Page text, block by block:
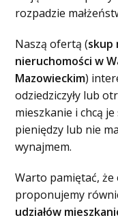
rozpadzie
Naszą ofertą (skup
nieruchomości w
Mazowieckim)
odziedziczyły lub
mieszkanie i chcą
pieniędzy lub nie
wynajmem.
Warto pamiętać, że
proponujemy
udziałów